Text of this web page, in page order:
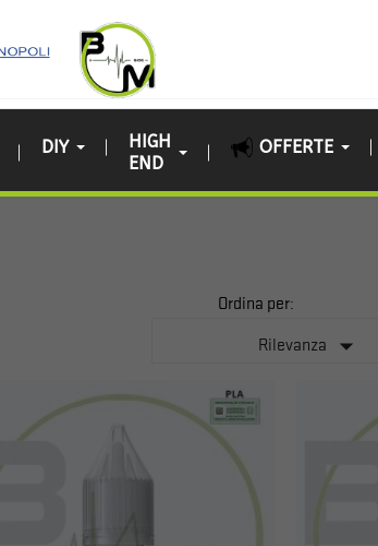
DIY
HIGH
END
OFFERTE
Ordina per:
Rilevanza 